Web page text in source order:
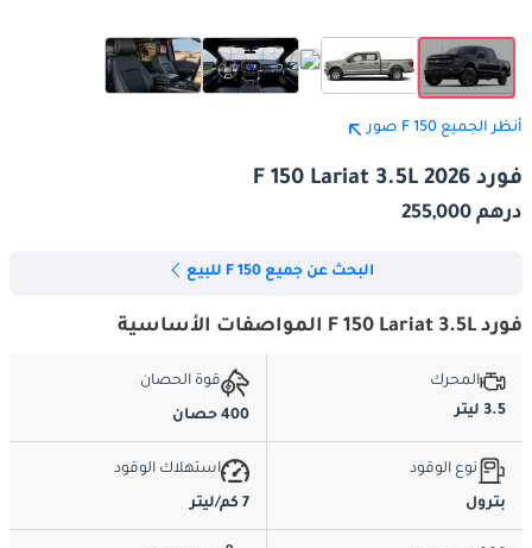
أنظر الجميع F 150 صور
فورد F 150 Lariat 3.5L 2026
درهم 255,000
البحث عن جميع F 150 للبيع
فورد F 150 Lariat 3.5L المواصفات الأساسية
المحرك
3.5 ليتر
قوة الحصان
400 حصان
نوع الوقود
بترول
استهلاك الوقود
7 كم/ليتر